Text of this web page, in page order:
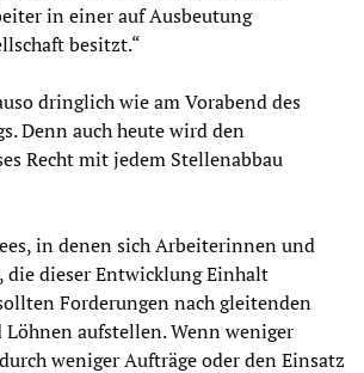
in einer auf Ausbeutung
besitzt.“
dringlich wie am Vorabend des
Denn auch heute wird den
Recht mit jedem Stellenabbau
in denen sich Arbeiterinnen und
die dieser Entwicklung Einhalt
Forderungen nach gleitenden
aufstellen. Wenn weniger
weniger Aufträge oder den Einsatz